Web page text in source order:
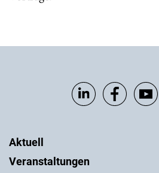
Aktuell
Veranstaltungen